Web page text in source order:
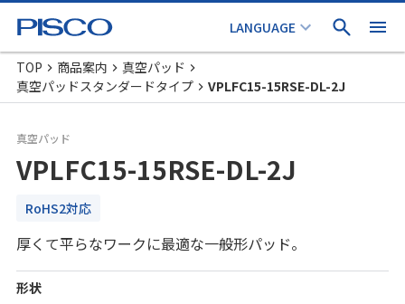
TOP 商品案内
真空パッド
真空パッドスタンダードタイプ
VPLFC15-15RSE-DL-2J
真空パッド
VPLFC15-15RSE-DL-2J
RoHS2対応
厚くて平らなワークに最適な一般形パッド。
形状